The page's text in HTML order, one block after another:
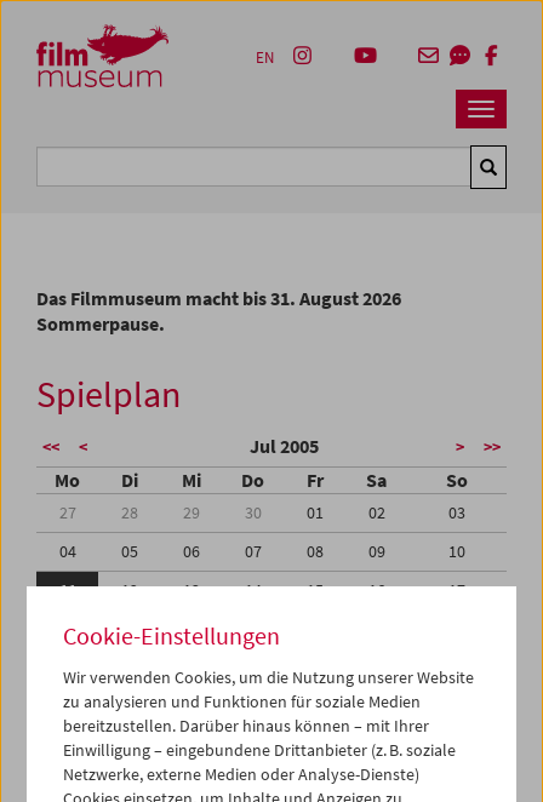
Zum Inhalt
Zum Hauptmenü
Zur Servicenavigation
Zum Suche
Navbar
EN
Das Filmmuseum macht bis 31. August 2026
Sommerpause.
Spielplan
<< < Jul 2005 > >>
Mo Di Mi Do Fr Sa So
27 28 29 30 01 02
03
04
05 06 07 08 09
10
11
12 13 14 15 16
17
18
19 20 21
25
27 29
31
01
02 03 04 05 06
iCalender
Cookie-Einstellungen
Wir verwenden Cookies, um die Nutzung unserer Website
zu analysieren und Funktionen für soziale Medien
bereitzustellen. Darüber hinaus können – mit Ihrer
Einwilligung – eingebundene Drittanbieter (z. B. soziale
Netzwerke, externe Medien oder Analyse-Dienste)